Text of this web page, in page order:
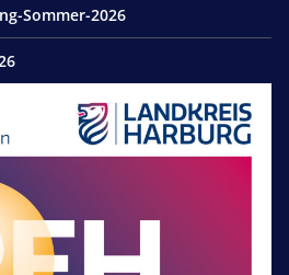
Sommer-2026